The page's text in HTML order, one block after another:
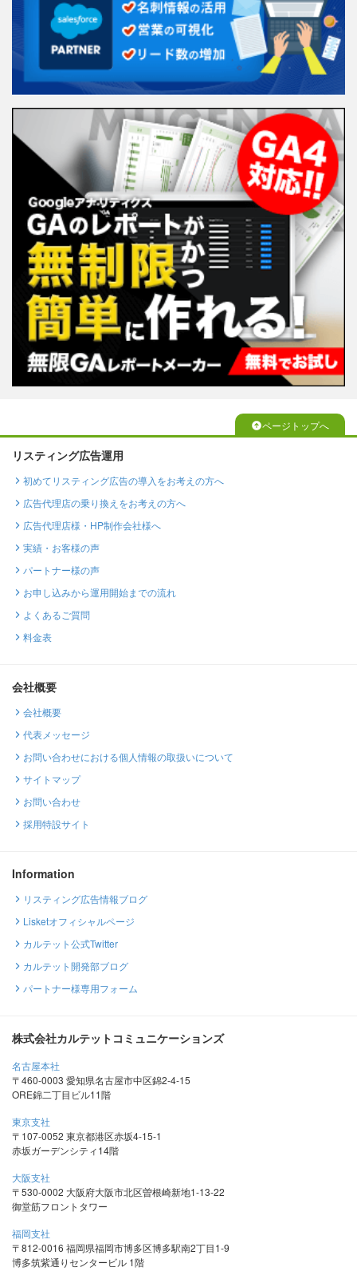
ページトップへ
リスティング広告運用
初めてリスティング広告の導入をお考えの方へ
広告代理店の乗り換えをお考えの方へ
広告代理店様・HP制作会社様へ
実績・お客様の声
パートナー様の声
お申し込みから運用開始までの流れ
よくあるご質問
料金表
会社概要
会社概要
代表メッセージ
お問い合わせにおける個人情報の取扱いについて
サイトマップ
お問い合わせ
採用特設サイト
Information
リスティング広告情報ブログ
Lisketオフィシャルページ
カルテット公式Twitter
カルテット開発部ブログ
パートナー様専用フォーム
株式会社カルテットコミュニケーションズ
名古屋本社
〒460-0003 愛知県名古屋市中区錦2-4-15
ORE錦二丁目ビル11階
東京支社
〒107-0052 東京都港区赤坂4-15-1
赤坂ガーデンシティ14階
大阪支社
〒530-0002 大阪府大阪市北区曽根崎新地1-13-22
御堂筋フロントタワー
福岡支社
〒812-0016 福岡県福岡市博多区博多駅南2丁目1-9
博多筑紫通りセンタービル 1階